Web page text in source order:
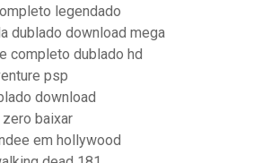
legendado
dublado download mega
completo dublado hd
psp
download
baixar
em hollywood